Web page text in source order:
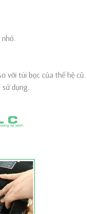
với túi bọc của thế hệ cũ.
dụng.